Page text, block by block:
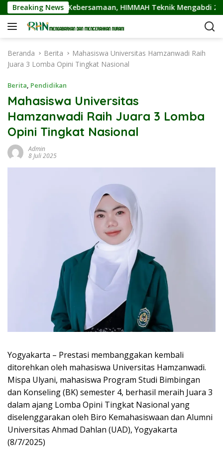
a
Breaking News
dan Kebersamaan, HIMMAH Teknik Mengabdi 2026
Beranda Berita
Mahasiswa Universitas Hamzanwadi Raih
Juara 3 Lomba Opini Tingkat Nasional
Berita, Pendidikan
Mahasiswa Universitas
Hamzanwadi Raih Juara 3 Lomba
Opini Tingkat Nasional
Admin
8 Juli 2025
Yogyakarta – Prestasi membanggakan kembali
ditorehkan oleh mahasiswa Universitas Hamzanwadi.
Mispa Ulyani, mahasiswa Program Studi Bimbingan
dan Konseling (BK) semester 4, berhasil meraih Juara 3
dalam ajang Lomba Opini Tingkat Nasional yang
diselenggarakan oleh Biro Kemahasiswaan dan Alumni
Universitas Ahmad Dahlan (UAD), Yogyakarta
(8/7/2025)